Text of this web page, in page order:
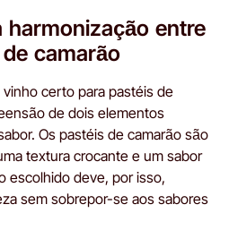
harmonização entre
camarão
certo para pastéis de
de dois elementos
Os pastéis de camarão são
textura crocante e um sabor
escolhido deve, por isso,
sem sobrepor-se aos sabores